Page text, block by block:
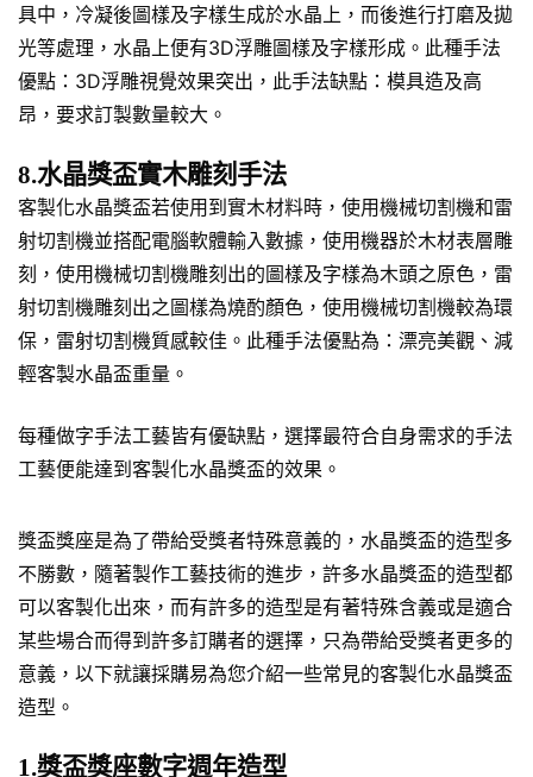
具中，冷凝後圖樣及字樣生成於水晶上，而後進行打磨及拋
光等處理，水晶上便有3D浮雕圖樣及字樣形成。此種手法
優點：3D浮雕視覺效果突出，此手法缺點：模具造及高
昂，要求訂製數量較大。
8.水晶獎盃實木雕刻手法
客製化水晶獎盃若使用到實木材料時，使用機械切割機和雷
射切割機並搭配電腦軟體輸入數據，使用機器於木材表層雕
刻，使用機械切割機雕刻出的圖樣及字樣為木頭之原色，雷
射切割機雕刻出之圖樣為燒酌顏色，使用機械切割機較為環
保，雷射切割機質感較佳。此種手法優點為：漂亮美觀、減
輕客製水晶盃重量。
每種做字手法工藝皆有優缺點，選擇最符合自身需求的手法
工藝便能達到客製化水晶獎盃的效果。
獎盃獎座是為了帶給受獎者特殊意義的，水晶獎盃的造型多
不勝數，隨著製作工藝技術的進步，許多水晶獎盃的造型都
可以客製化出來，而有許多的造型是有著特殊含義或是適合
某些場合而得到許多訂購者的選擇，只為帶給受獎者更多的
意義，以下就讓採購易為您介紹一些常見的客製化水晶獎盃
造型。
1.獎盃獎座數字週年造型